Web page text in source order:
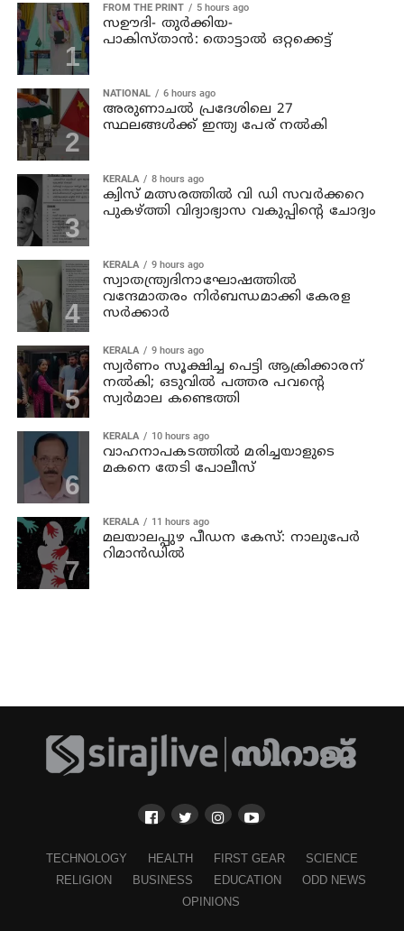
FROM THE PRINT 5 hours ago
സഊദി- തുർക്കിയ-
പാകിസ്താൻ: തൊട്ടാൽ ഒറ്റക്കെട്ട്
NATIONAL 6 hours ago
അരുണാചല്‍ പ്രദേശിലെ 27
സ്ഥലങ്ങള്‍ക്ക് ഇന്ത്യ പേര് നല്‍കി
KERALA 8 hours ago
ക്വിസ് മത്സരത്തില്‍ വി ഡി സവര്‍ക്കറെ
പുകഴ്ത്തി വിദ്യാഭ്യാസ വകുപ്പിന്റെ ചോദ്യം
KERALA 9 hours ago
സ്വാതന്ത്ര്യദിനാഘോഷത്തില്‍
വന്ദേമാതരം നിര്‍ബന്ധമാക്കി കേരള
സര്‍ക്കാര്‍
KERALA 9 hours ago
സ്വര്‍ണം സൂക്ഷിച്ച പെട്ടി ആക്രിക്കാരന്
നല്‍കി; ഒടുവില്‍ പത്തര പവന്റെ
സ്വര്‍മാല കണ്ടെത്തി
KERALA 10 hours ago
വാഹനാപകടത്തില്‍ മരിച്ചയാളുടെ
മകനെ തേടി പോലീസ്
KERALA 11 hours ago
മലയാലപ്പുഴ പീഡന കേസ്: നാലുപേര്‍
റിമാന്‍ഡില്‍
TECHNOLOGY HEALTH FIRST GEAR
SCIENCE
RELIGION
BUSINESS EDUCATION
ODD NEWS
OPINIONS